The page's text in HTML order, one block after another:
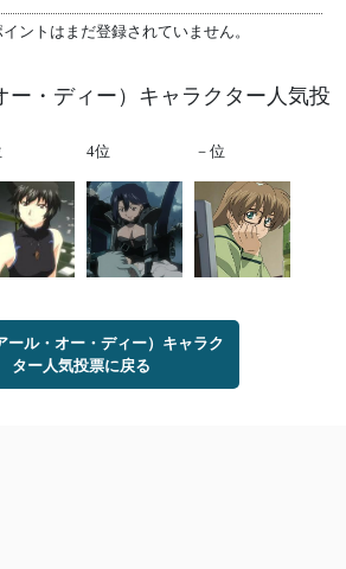
ントはまだ登録されていません。
ー・ディー）キャラクター人気投
4位 －位
ール・オー・ディー）キャラク
ター人気投票に戻る